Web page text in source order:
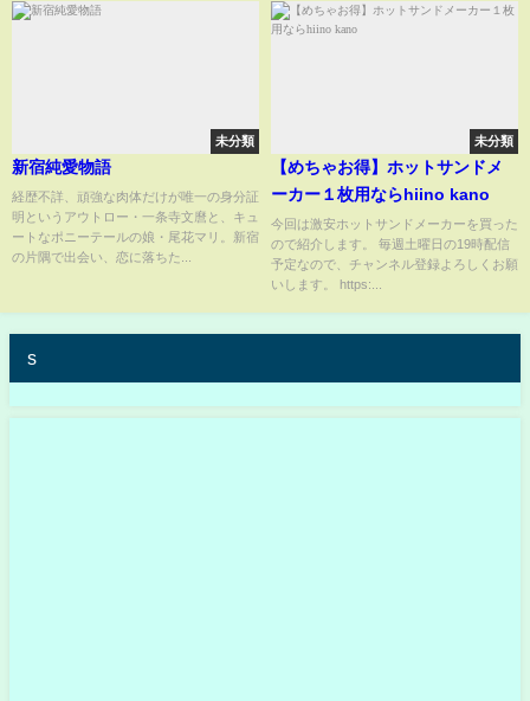
未分類
新宿純愛物語
経歴不詳、頑強な肉体だけが唯一の身分証
明というアウトロー・一条寺文麿と、キュ
ートなポニーテールの娘・尾花マリ。新宿
の片隅で出会い、恋に落ちた...
未分類
【めちゃお得】ホットサンドメ
ーカー１枚用ならhiino kano
今回は激安ホットサンドメーカーを買った
ので紹介します。 毎週土曜日の19時配信
予定なので、チャンネル登録よろしくお願
いします。 https:...
s